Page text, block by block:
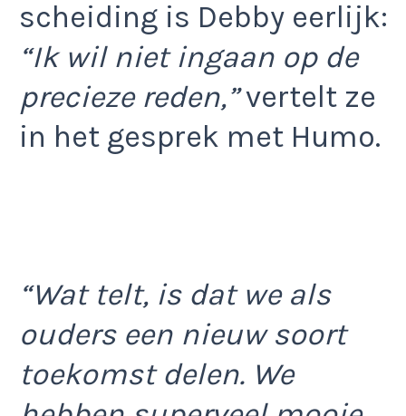
scheiding is Debby eerlijk:
“Ik wil niet ingaan op de
precieze reden,”vertelt ze
in het gesprek met Humo.
“Wat telt, is dat we als
ouders een nieuw soort
toekomst delen. We